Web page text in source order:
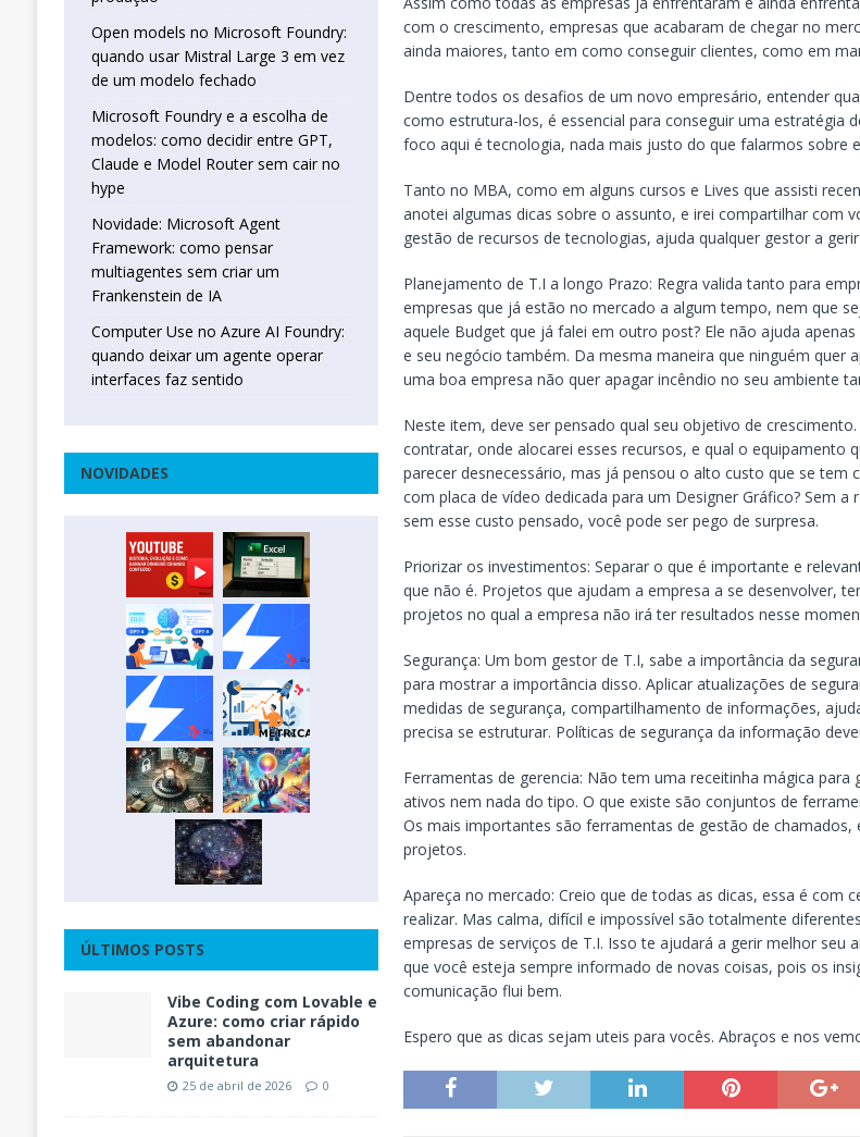
com o crescimento, empresas que acabaram de chegar no
ainda maiores, tanto em como conseguir clientes, como em
Dentre todos os desafios de um novo empresário, entender
como estrutura-los, é essencial para conseguir uma estratégia
foco aqui é tecnologia, nada mais justo do que falarmos sobre
Tanto no MBA, como em alguns cursos e Lives que assisti
anotei algumas dicas sobre o assunto, e irei compartilhar com
gestão de recursos de tecnologias, ajuda qualquer gestor a
Planejamento de T.I a longo Prazo: Regra valida tanto para
empresas que já estão no mercado a algum tempo, nem que
aquele Budget que já falei em outro post? Ele não ajuda
e seu negócio também. Da mesma maneira que ninguém quer
uma boa empresa não quer apagar incêndio no seu ambiente
Neste item, deve ser pensado qual seu objetivo de
contratar, onde alocarei esses recursos, e qual o equipamento
parecer desnecessário, mas já pensou o alto custo que se tem
com placa de vídeo dedicada para um Designer Gráfico? Sem a
sem esse custo pensado, você pode ser pego de surpresa.
Priorizar os investimentos: Separar o que é importante e
que não é. Projetos que ajudam a empresa a se desenvolver,
projetos no qual a empresa não irá ter resultados nesse
Segurança: Um bom gestor de T.I, sabe a importância da
para mostrar a importância disso. Aplicar atualizações de
medidas de segurança, compartilhamento de informações,
precisa se estruturar. Políticas de segurança da informação
Ferramentas de gerencia: Não tem uma receitinha mágica para
ativos nem nada do tipo. O que existe são conjuntos de
Os mais importantes são ferramentas de gestão de chamados,
projetos.
Apareça no mercado: Creio que de todas as dicas, essa é com
realizar. Mas calma, difícil e impossível são totalmente
empresas de serviços de T.I. Isso te ajudará a gerir melhor seu
que você esteja sempre informado de novas coisas, pois os
comunicação flui bem.
Espero que as dicas sejam uteis para vocês. Abraços e nos
Open models no Microsoft Foundry:
quando usar Mistral Large 3 em vez
de um modelo fechado
Microsoft Foundry e a escolha de
modelos: como decidir entre GPT,
Claude e Model Router sem cair no
hype
Novidade: Microsoft Agent
Framework: como pensar
multiagentes sem criar um
Frankenstein de IA
Computer Use no Azure AI Foundry:
quando deixar um agente operar
interfaces faz sentido
NOVIDADES
ÚLTIMOS POSTS
Vibe Coding com Lovable e
Azure: como criar rápido
sem abandonar
arquitetura
25 de abril de 2026 0